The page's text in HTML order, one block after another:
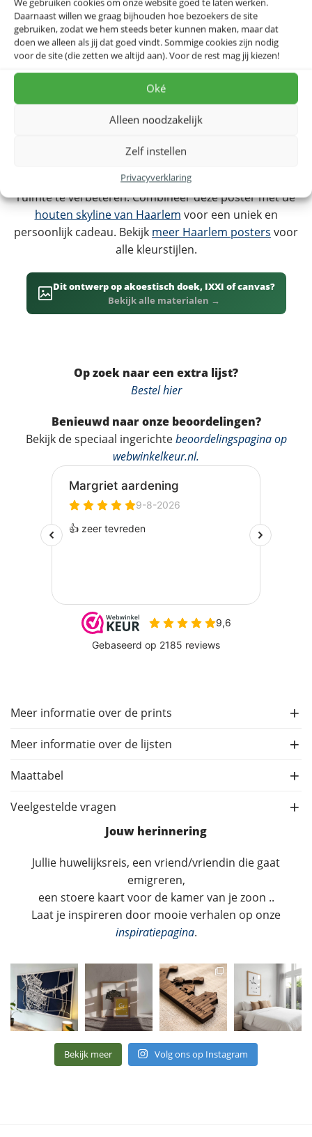
Daarnaast willen we graag bijhouden hoe bezoekers de site
gebruiken, zodat we hem steeds beter kunnen maken, maar dat
doen we alleen als jij dat goed vindt. Sommige cookies zijn nodig
voor de site (die zetten we altijd aan). Voor de rest mag jij kiezen!
Oké
Alleen noodzakelijk
Zelf instellen
Privacyverklaring
uitgevoerd in frisse Mint-groentinten, wat zorgt voor
een moderne, levendige kleuraccenten. Naast deze
stadskaart is Haarlem ook beschikbaar alsBavokerk
Haarlem IllustratieenSkyline Borrelplank Haarlem. Ook
de stadskaarten vanAmsterdam,Leiden,Alkmaarzijn
populair in de regio. Bekijk ook de
voor een overzicht van de hele provincie
Noord-Holland.
— ideaal om tegelijk de akoestiek in de
ruimte te verbeteren. Combineer deze poster met de
houten skyline van Haarlem voor een uniek en
persoonlijk cadeau. Bekijk meer Haarlem posters voor
alle kleurstijlen.
Dit ontwerp op akoestisch doek, IXXI of canvas?
Bekijk alle materialen →
Op zoek naar een extra lijst?
Bestel hier
Benieuwd naar onze beoordelingen?
Bekijk de speciaal ingerichtebeoordelingspagina op
webwinkelkeur.nl.
Meer informatie over de prints
Meer informatie over de lijsten
Maattabel
Veelgestelde vragen
Jouw herinnering
Jullie huwelijksreis, een vriend/vriendin die gaat
emigreren,
een stoere kaart voor de kamer van je zoon ..
Laat je inspireren door mooie verhalen op onze
inspiratiepagina.
Bekijk meer Volg ons op Instagram